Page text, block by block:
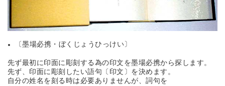
〔墨場必携・ぼくじょうひっけい〕
先ず最初に印面に彫刻する為の印文を墨場必携から探します。
先ず、印面に彫刻したい語句〔印文〕を決めます。
自分の姓名を刻る時は必要ありませんが、詞句を